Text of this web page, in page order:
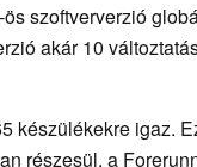
szoftververzió
akár 10
készülékekre igaz.
részesül, a